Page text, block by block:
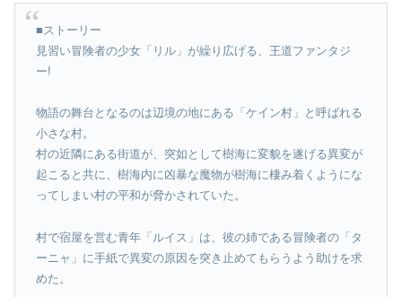
■ストーリー
見習い冒険者の少女「リル」が繰り広げる、王道ファンタジ
ー!
物語の舞台となるのは辺境の地にある「ケイン村」と呼ばれる
小さな村。
村の近隣にある街道が、突如として樹海に変貌を遂げる異変が
起こると共に、樹海内に凶暴な魔物が樹海に棲み着くようにな
ってしまい村の平和が脅かされていた。
村で宿屋を営む青年「ルイス」は、彼の姉である冒険者の「タ
ーニャ」に手紙で異変の原因を突き止めてもらうよう助けを求
めた。